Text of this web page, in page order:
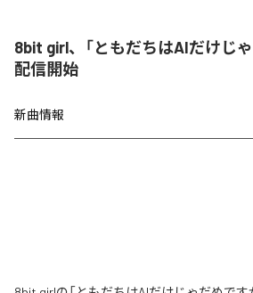
8bit girl、「ともだちはAIだけじ
配信開始
新曲情報